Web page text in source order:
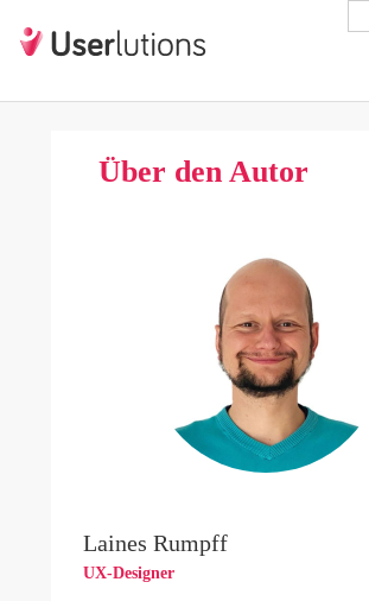
Über den Autor
Laines Rumpff
UX-Designer